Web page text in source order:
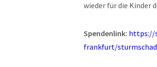
wieder für die Kinder
Spendenlink: https://
frankfurt/